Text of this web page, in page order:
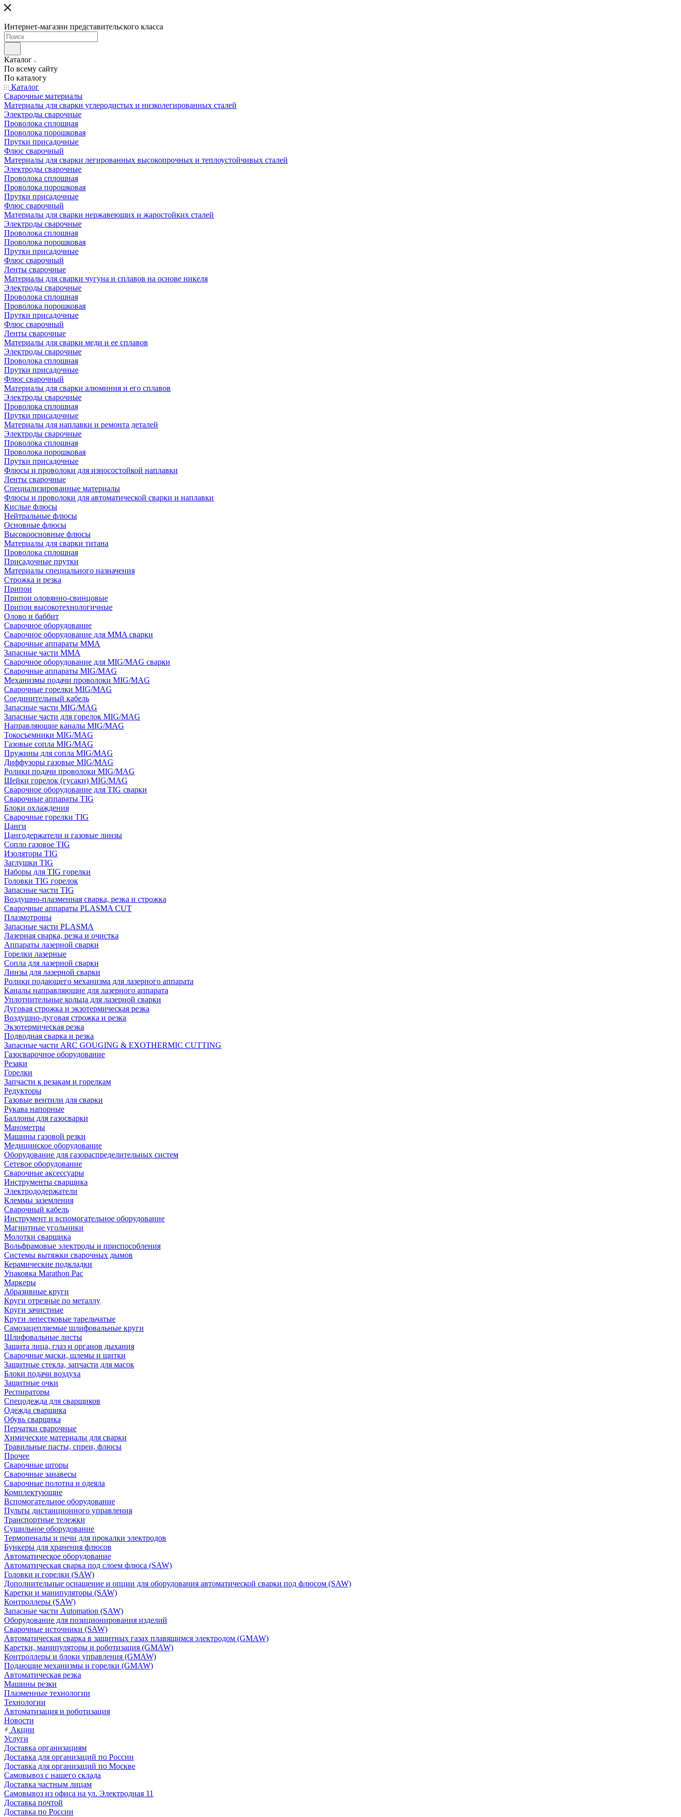
Интернет-магазин представительского класса
Каталог
По всему сайту
По каталогу
Каталог
Сварочные материалы
Материалы для сварки углеродистых и низколегированных сталей
Электроды сварочные
Проволока сплошная
Проволока порошковая
Прутки присадочные
Флюс сварочный
Материалы для сварки легированных высокопрочных и теплоустойчивых сталей
Электроды сварочные
Проволока сплошная
Проволока порошковая
Прутки присадочные
Флюс сварочный
Материалы для сварки нержавеющих и жаростойких сталей
Электроды сварочные
Проволока сплошная
Проволока порошковая
Прутки присадочные
Флюс сварочный
Ленты сварочные
Материалы для сварки чугуна и сплавов на основе никеля
Электроды сварочные
Проволока сплошная
Проволока порошковая
Прутки присадочные
Флюс сварочный
Ленты сварочные
Материалы для сварки меди и ее сплавов
Электроды сварочные
Проволока сплошная
Прутки присадочные
Флюс сварочный
Материалы для сварки алюминия и его сплавов
Электроды сварочные
Проволока сплошная
Прутки присадочные
Материалы для наплавки и ремонта деталей
Электроды сварочные
Проволока сплошная
Проволока порошковая
Прутки присадочные
Флюсы и проволоки для износостойкой наплавки
Ленты сварочные
Специализированные материалы
Флюсы и проволоки для автоматической сварки и наплавки
Кислые флюсы
Нейтральные флюсы
Основные флюсы
Высокоосновные флюсы
Материалы для сварки титана
Проволока сплошная
Присадочные прутки
Материалы специального назначения
Строжка и резка
Припои
Припои оловянно-свинцовые
Припои высокотехнологичные
Олово и баббит
Сварочное оборудование
Сварочное оборудование для MMA сварки
Сварочные аппараты MMA
Запасные части MMA
Сварочное оборудование для MIG/MAG сварки
Сварочные аппараты MIG/MAG
Механизмы подачи проволоки MIG/MAG
Сварочные горелки MIG/MAG
Соединительный кабель
Запасные части MIG/MAG
Запасные части для горелок MIG/MAG
Направляющие каналы MIG/MAG
Токосъемники MIG/MAG
Газовые сопла MIG/MAG
Пружины для сопла MIG/MAG
Диффузоры газовые MIG/MAG
Ролики подачи проволоки MIG/MAG
Шейки горелок (гусаки) MIG/MAG
Сварочное оборудование для TIG сварки
Сварочные аппараты TIG
Блоки охлаждения
Сварочные горелки TIG
Цанги
Цангодержатели и газовые линзы
Сопло газовое TIG
Изоляторы TIG
Заглушки TIG
Наборы для TIG горелки
Головки TIG горелок
Запасные части TIG
Воздушно-плазменная сварка, резка и строжка
Сварочные аппараты PLASMA CUT
Плазмотроны
Запасные части PLASMA
Лазерная сварка, резка и очистка
Аппараты лазерной сварки
Горелки лазерные
Сопла для лазерной сварки
Линзы для лазерной сварки
Ролики подающего механизма для лазерного аппарата
Каналы направляющие для лазерного аппарата
Уплотнительные кольца для лазерной сварки
Дуговая строжка и экзотермическая резка
Воздушно-дуговая строжка и резка
Экзотермическая резка
Подводная сварка и резка
Запасные части ARC GOUGING & EXOTHERMIC CUTTING
Газосварочное оборудование
Резаки
Горелки
Запчасти к резакам и горелкам
Редукторы
Газовые вентили для сварки
Рукава напорные
Баллоны для газосварки
Манометры
Машины газовой резки
Медицинское оборудование
Оборудование для газораспределительных систем
Сетевое оборудование
Сварочные аксессуары
Инструменты сварщика
Электрододержатели
Клеммы заземления
Сварочный кабель
Инструмент и вспомогательное оборудование
Магнитные угольники
Молотки сварщика
Вольфрамовые электроды и приспособления
Системы вытяжки сварочных дымов
Керамические подкладки
Упаковка Marathon Pac
Маркеры
Абразивные круги
Круги отрезные по металлу
Круги зачистные
Круги лепестковые тарельчатые
Самозацепляемые шлифовальные круги
Шлифовальные листы
Защита лица, глаз и органов дыхания
Сварочные маски, шлемы и щитки
Защитные стекла, запчасти для масок
Блоки подачи воздуха
Защитные очки
Респираторы
Спецодежда для сварщиков
Одежда сварщика
Обувь сварщика
Перчатки сварочные
Химические материалы для сварки
Травильные пасты, спреи, флюсы
Прочее
Сварочные шторы
Сварочные занавесы
Сварочные полотна и одеяла
Комплектующие
Вспомогательное оборудование
Пульты дистанционного управления
Транспортные тележки
Сушильное оборудование
Термопеналы и печи для прокалки электродов
Бункеры для хранения флюсов
Автоматическое оборудование
Автоматическая сварка под слоем флюса (SAW)
Головки и горелки (SAW)
Дополнительные оснащение и опции для оборудования автоматической сварки под флюсом (SAW)
Каретки и манипуляторы (SAW)
Контроллеры (SAW)
Запасные части Automation (SAW)
Оборудование для позиционирования изделий
Сварочные источники (SAW)
Автоматическая сварка в защитных газах плавящимся электродом (GMAW)
Каретки, манипуляторы и роботизация (GMAW)
Контроллеры и блоки управления (GMAW)
Подающие механизмы и горелки (GMAW)
Автоматическая резка
Машины резки
Плазменные технологии
Технологии
Автоматизация и роботизация
Новости
Акции
Услуги
Доставка организациям
Доставка для организаций по России
Доставка для организаций по Москве
Самовывоз с нашего склада
Доставка частным лицам
Самовывоз из офиса на ул. Электродная 11
Доставка почтой
Доставка по России